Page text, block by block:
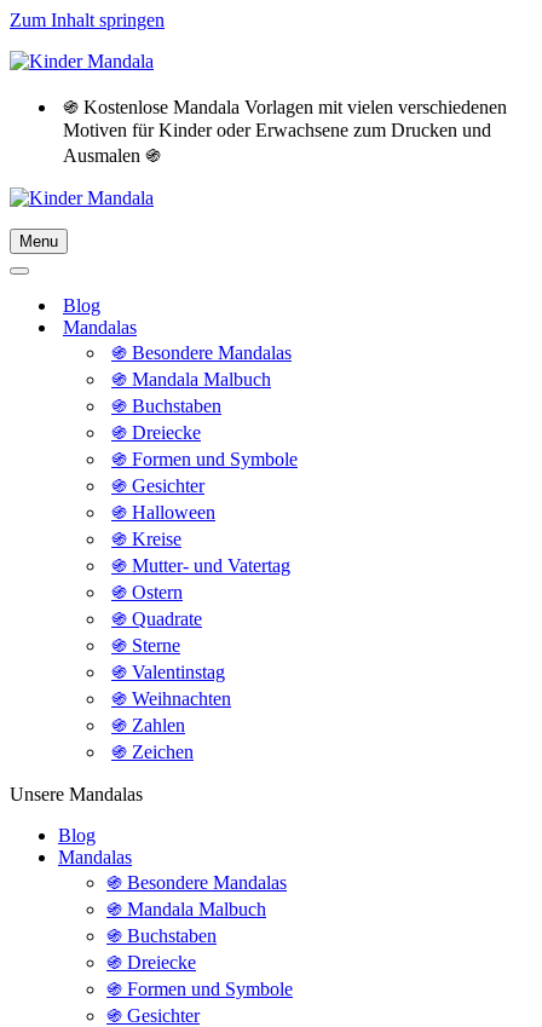
Zum Inhalt springen
֍ Kostenlose Mandala Vorlagen mit vielen verschiedenen
Motiven für Kinder oder Erwachsene zum Drucken und
Ausmalen ֍
Menu
Navigationsmenü
Navigationsmenü
Blog
Mandalas
֍ Besondere Mandalas
֍ Mandala Malbuch
֍ Buchstaben
֍ Dreiecke
֍ Formen und Symbole
֍ Gesichter
֍ Halloween
֍ Kreise
֍ Mutter- und Vatertag
֍ Ostern
֍ Quadrate
֍ Sterne
֍ Valentinstag
֍ Weihnachten
֍ Zahlen
֍ Zeichen
Unsere Mandalas
Blog
Mandalas
֍ Besondere Mandalas
֍ Mandala Malbuch
֍ Buchstaben
֍ Dreiecke
֍ Formen und Symbole
֍ Gesichter